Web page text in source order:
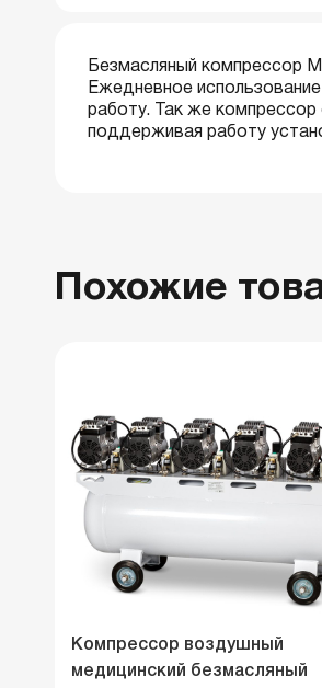
Безмасляный компрессор
Ежедневное
работу. Так же
поддерживая работу
Похожие
Компрессор воздушный
медицинский безмасляный